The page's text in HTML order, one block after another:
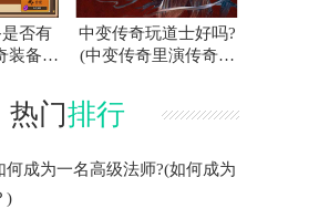
否有
装备有
中变传奇玩道士好吗?
(中变传奇里演传奇好
热门排行
何成为一名高级法师?(如何成为
)